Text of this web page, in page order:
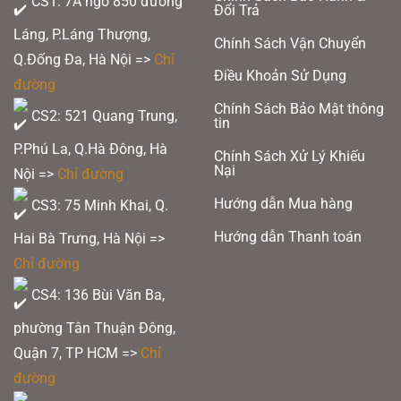
Láng, P.Láng Thượng,
Q.Đống Đa, Hà Nội => Chỉ
đường
CS2: 521 Quang Trung,
P.Phú La, Q.Hà Đông, Hà
Nội => Chỉ đường
CS3: 75 Minh Khai, Q.
Hai Bà Trưng, Hà Nội =>
Chỉ đường
CS4: 136 Bùi Văn Ba,
phường Tân Thuận Đông,
Quận 7, TP HCM => Chỉ
đường
Đổi Trả
Chính Sách Vận Chuyển
Điều Khoản Sử Dụng
Chính Sách Bảo Mật thông
tin
Chính Sách Xử Lý Khiếu
Nại
Hướng dẫn Mua hàng
Hướng dẫn Thanh toán